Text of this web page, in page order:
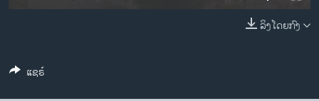
ວິທະຍາສາດ-ເທັກໂນໂລຈີ
ພາສາອັງກິດ
ລິງໂດຍກົງ
ແຊຣ໌